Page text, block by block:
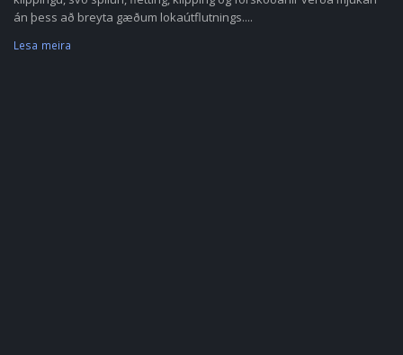
án þess að breyta gæðum lokaútflutnings....
Lesa meira